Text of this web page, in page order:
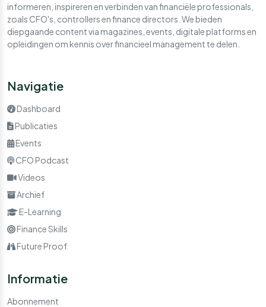
informeren, inspireren en verbinden van financiële professionals,
zoals CFO's, controllers en finance directors. We bieden
diepgaande content via magazines, events, digitale platforms en
opleidingen om kennis over financieel management te delen.
Navigatie
Dashboard
Publicaties
Events
CFO Podcast
Videos
Archief
E-Learning
Finance Skills
Future Proof
Informatie
Abonnement